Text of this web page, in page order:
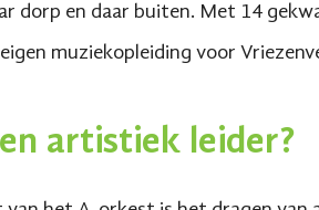
dorp en daar buiten. Met 14
muziekopleiding voor
artistiek leider?